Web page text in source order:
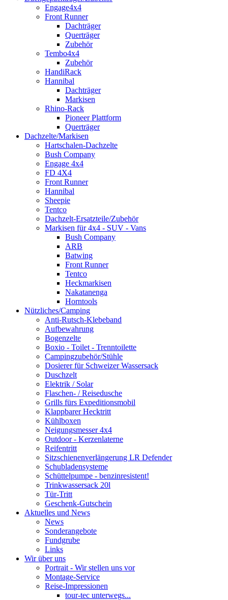
Engage4x4
Front Runner
Dachträger
Querträger
Zubehör
Tembo4x4
Zubehör
HandiRack
Hannibal
Dachträger
Markisen
Rhino-Rack
Pioneer Plattform
Querträger
Dachzelte/Markisen
Hartschalen-Dachzelte
Bush Company
Engage 4x4
FD 4X4
Front Runner
Hannibal
Sheepie
Tentco
Dachzelt-Ersatzteile/Zubehör
Markisen für 4x4 - SUV - Vans
Bush Company
ARB
Batwing
Front Runner
Tentco
Heckmarkisen
Nakatanenga
Horntools
Nützliches/Camping
Anti-Rutsch-Klebeband
Aufbewahrung
Bogenzelte
Boxio - Toilet - Trenntoilette
Campingzubehör/Stühle
Dosierer für Schweizer Wassersack
Duschzelt
Elektrik / Solar
Flaschen- / Reisedusche
Grills fürs Expeditionsmobil
Klappbarer Hecktritt
Kühlboxen
Neigungsmesser 4x4
Outdoor - Kerzenlaterne
Reifentritt
Sitzschienenverlängerung LR Defender
Schubladensysteme
Schüttelpumpe - benzinresistent!
Trinkwassersack 20l
Tür-Tritt
Geschenk-Gutschein
Aktuelles und News
News
Sonderangebote
Fundgrube
Links
Wir über uns
Portrait - Wir stellen uns vor
Montage-Service
Reise-Impressionen
tour-tec unterwegs...